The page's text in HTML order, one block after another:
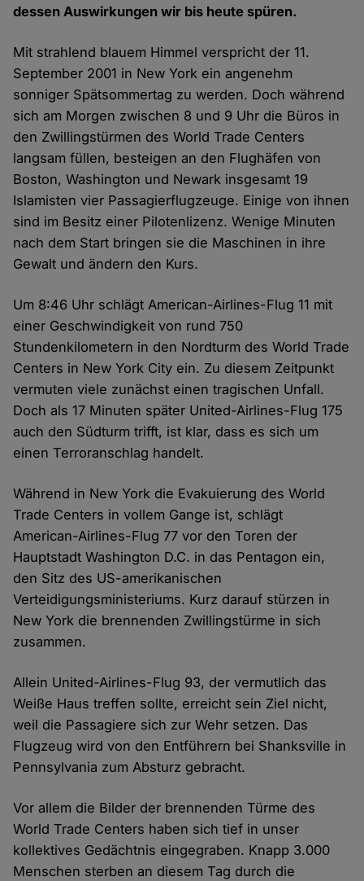
dessen Auswirkungen wir bis heute spüren.
Mit strahlend blauem Himmel verspricht der 11.
September 2001 in New York ein angenehm
sonniger Spätsommertag zu werden. Doch während
sich am Morgen zwischen 8 und 9 Uhr die Büros in
den Zwillingstürmen des World Trade Centers
langsam füllen, besteigen an den Flughäfen von
Boston, Washington und Newark insgesamt 19
Islamisten vier Passagierflugzeuge. Einige von ihnen
sind im Besitz einer Pilotenlizenz. Wenige Minuten
nach dem Start bringen sie die Maschinen in ihre
Gewalt und ändern den Kurs.
Um 8:46 Uhr schlägt American-Airlines-Flug 11 mit
einer Geschwindigkeit von rund 750
Stundenkilometern in den Nordturm des World Trade
Centers in New York City ein. Zu diesem Zeitpunkt
vermuten viele zunächst einen tragischen Unfall.
Doch als 17 Minuten später United-Airlines-Flug 175
auch den Südturm trifft, ist klar, dass es sich um
einen Terroranschlag handelt.
Während in New York die Evakuierung des World
Trade Centers in vollem Gange ist, schlägt
American-Airlines-Flug 77 vor den Toren der
Hauptstadt Washington D.C. in das Pentagon ein,
den Sitz des US-amerikanischen
Verteidigungsministeriums. Kurz darauf stürzen in
New York die brennenden Zwillingstürme in sich
zusammen.
Allein United-Airlines-Flug 93, der vermutlich das
Weiße Haus treffen sollte, erreicht sein Ziel nicht,
weil die Passagiere sich zur Wehr setzen. Das
Flugzeug wird von den Entführern bei Shanksville in
Pennsylvania zum Absturz gebracht.
Vor allem die Bilder der brennenden Türme des
World Trade Centers haben sich tief in unser
kollektives Gedächtnis eingegraben. Knapp 3.000
Menschen sterben an diesem Tag durch die